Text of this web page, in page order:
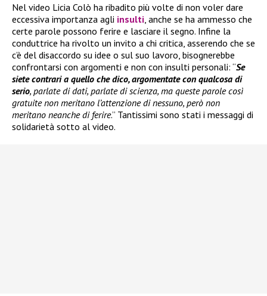
Nel video Licia Colò ha ribadito più volte di non voler dare
eccessiva importanza agli insulti , anche se ha ammesso che
certe parole possono ferire e lasciare il segno. Infine la
conduttrice ha rivolto un invito a chi critica, asserendo che se
c’è del disaccordo su idee o sul suo lavoro, bisognerebbe
confrontarsi con argomenti e non con insulti personali: “Se
siete contrari a quello che dico, argomentate con qualcosa di
serio, parlate di dati, parlate di scienza, ma queste parole così
gratuite non meritano l’attenzione di nessuno, però non
meritano neanche di ferire.” Tantissimi sono stati i messaggi di
solidarietà sotto al video.